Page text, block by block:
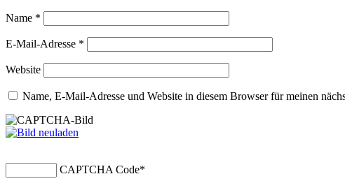
Name *
E-Mail-Adresse *
Website
Name, E-Mail-Adresse und Website in diesem Browser für meinen
CAPTCHA Code*